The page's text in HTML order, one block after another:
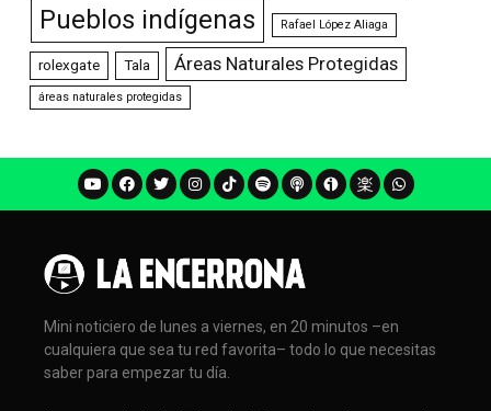
Pueblos indígenas Rafael López Aliaga
rolexgate Tala Áreas Naturales Protegidas
áreas naturales protegidas
Mini noticiero de lunes a viernes, en 20 minutos –en
cualquiera que sea tu red favorita– todo lo que necesitas
saber para empezar tu día.